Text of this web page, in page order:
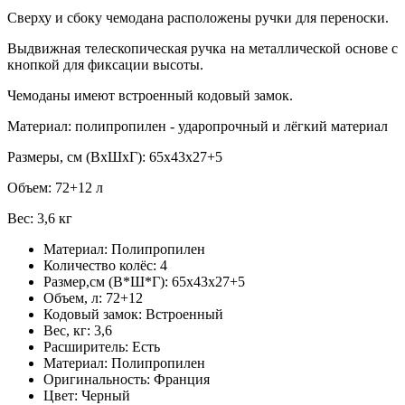
Сверху и сбоку чемодана расположены ручки для переноски.
Выдвижная телескопическая ручка на металлической основе с
кнопкой для фиксации высоты.
Чемоданы имеют встроенный кодовый замок.
Материал: полипропилен - ударопрочный и лёгкий материал
Размеры, см (ВхШхГ): 65x43x27+5
Объем: 72+12 л
Вес: 3,6 кг
Материал: Полипропилен
Количество колёс: 4
Размер,см (В*Ш*Г): 65х43х27+5
Объем, л: 72+12
Кодовый замок: Встроенный
Вес, кг: 3,6
Расширитель: Есть
Материал: Полипропилен
Оригинальность: Франция
Цвет: Черный